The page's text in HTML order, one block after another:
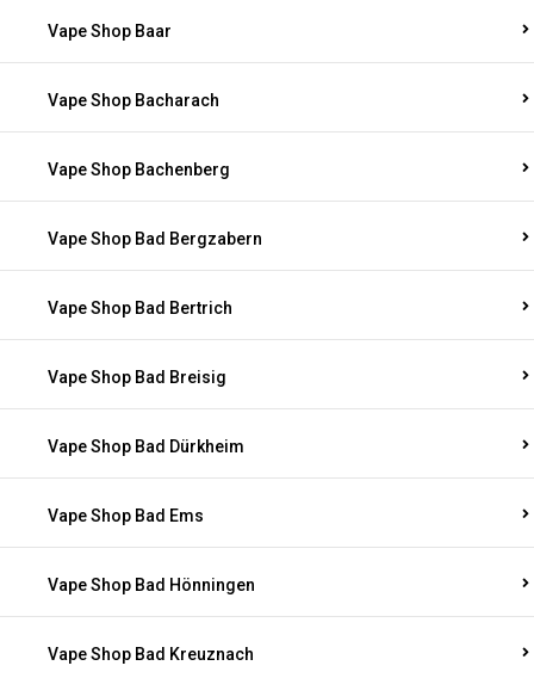
Vape Shop Baar
Vape Shop Bacharach
Vape Shop Bachenberg
Vape Shop Bad Bergzabern
Vape Shop Bad Bertrich
Vape Shop Bad Breisig
Vape Shop Bad Dürkheim
Vape Shop Bad Ems
Vape Shop Bad Hönningen
Vape Shop Bad Kreuznach